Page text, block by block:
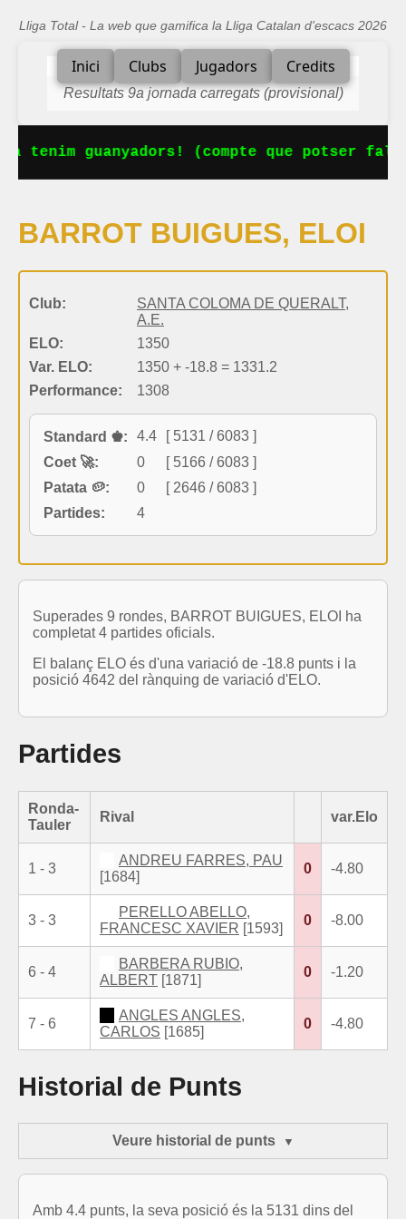
Lliga Total - La web que gamifica la Lliga Catalan d'escacs 2026
Inici Clubs Jugadors Credits
Resultats 9a jornada carregats (provisional)
tenim guanyadors! (compte que potser
BARROT BUIGUES, ELOI
Club:
SANTA COLOMA DE QUERALT,
A.E.
ELO:
1350
Var. ELO:
1350 + -18.8 = 1331.2
Performance:
1308
Standard ♚: 4.4
[ 5131 / 6083 ]
Coet 🚀:
0
[ 5166 / 6083 ]
Patata 🥔:
0
[ 2646 / 6083 ]
Partides:
4
Superades 9 rondes, BARROT BUIGUES, ELOI ha
completat 4 partides oficials.
El balanç ELO és d'una variació de -18.8 punts i la
posició 4642 del rànquing de variació d'ELO.
Partides
Ronda-
Tauler
Rival var.Elo
1 - 3
ANDREU FARRES, PAU
[1684]
0 -4.80
3 - 3
PERELLO ABELLO,
FRANCESC XAVIER [1593]
0 -8.00
6 - 4
BARBERA RUBIO,
ALBERT [1871]
0 -1.20
7 - 6
ANGLES ANGLES,
CARLOS [1685]
0 -4.80
Historial de Punts
Veure historial de punts
Amb 4.4 punts, la seva posició és la 5131 dins del